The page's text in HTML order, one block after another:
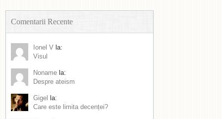
Comentarii Recente
Ionel V la:
Visul
Noname la:
Despre ateism
Gigel
la:
Care este limita decenței?